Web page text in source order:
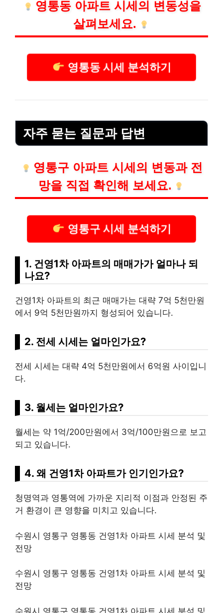
영통동 아파트 시세의 변동성을
살펴보세요.
영통동 시세 분석하기
자주 묻는 질문과 답변
영통구 아파트 시세의 변동과 전
망을 직접 확인해 보세요.
영통구 시세 분석하기
1. 건영1차 아파트의 매매가가 얼마나 되
나요?
건영1차 아파트의 최근 매매가는 대략 7억 5천만원
에서 9억 5천만원까지 형성되어 있습니다.
2. 전세 시세는 얼마인가요?
전세 시세는 대략 4억 5천만원에서 6억원 사이입니
다.
3. 월세는 얼마인가요?
월세는 약 1억/200만원에서 3억/100만원으로 보고
되고 있습니다.
4. 왜 건영1차 아파트가 인기인가요?
청명역과 영통역에 가까운 지리적 이점과 안정된 주
거 환경이 큰 영향을 미치고 있습니다.
수원시 영통구 영통동 건영1차 아파트 시세 분석 및
전망
수원시 영통구 영통동 건영1차 아파트 시세 분석 및
전망
수원시 영통구 영통동 건영1차 아파트 시세 분석 및